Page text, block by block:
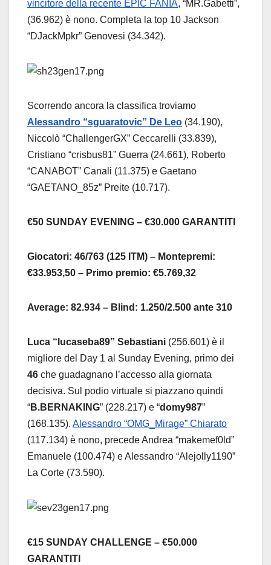
vincitore della recente EPIC FANIA, “MR.Gabetti”,
(36.962) è nono. Completa la top 10 Jackson
“DJackMpkr” Genovesi (34.342).
Scorrendo ancora la classifica troviamo
Alessandro “sguaratovic” De Leo (34.190),
Niccolò “ChallengerGX” Ceccarelli (33.839),
Cristiano “crisbus81” Guerra (24.661), Roberto
“CANABOT” Canali (11.375) e Gaetano
“GAETANO_85z” Preite (10.717).
€50 SUNDAY EVENING – €30.000 GARANTITI
Giocatori: 46/763 (125 ITM) – Montepremi:
€33.953,50 – Primo premio: €5.769,32
Average: 82.934 – Blind: 1.250/2.500 ante 310
Luca “lucaseba89” Sebastiani (256.601) è il
migliore del Day 1 al Sunday Evening, primo dei
46 che guadagnano l’accesso alla giornata
decisiva. Sul podio virtuale si piazzano quindi
“B.BERNAKING” (228.217) e “domy987”
(168.135). Alessandro “OMG_Mirage” Chiarato
(117.134) è nono, precede Andrea “makemef0ld”
Emanuele (100.474) e Alessandro “Alejolly1190”
La Corte (73.590).
€15 SUNDAY CHALLENGE – €50.000
GARANTITI